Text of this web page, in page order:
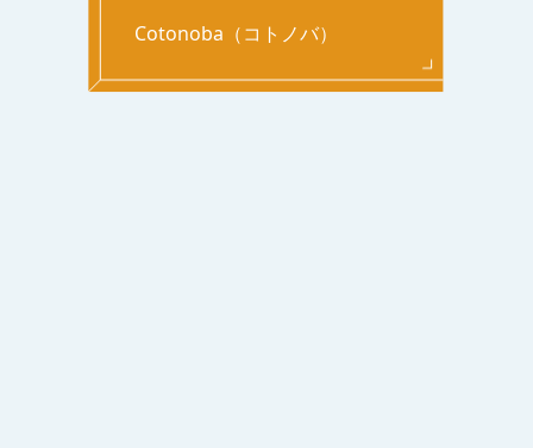
Cotonoba（コトノバ）